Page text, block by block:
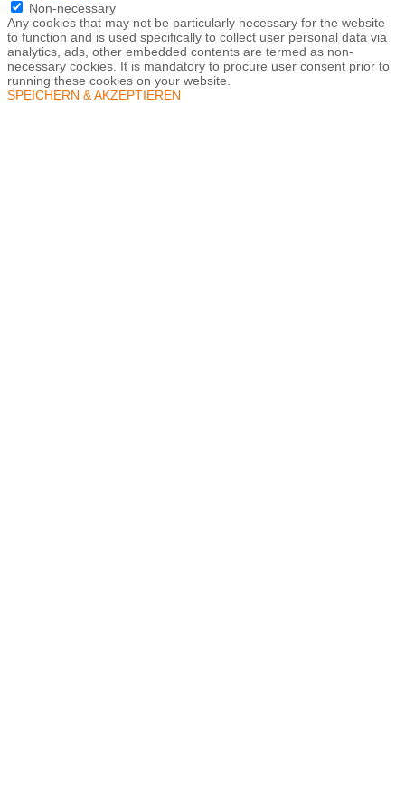
Non-necessary
Any cookies that may not be particularly necessary for the website
to function and is used specifically to collect user personal data via
analytics, ads, other embedded contents are termed as non-
necessary cookies. It is mandatory to procure user consent prior to
running these cookies on your website.
SPEICHERN & AKZEPTIEREN